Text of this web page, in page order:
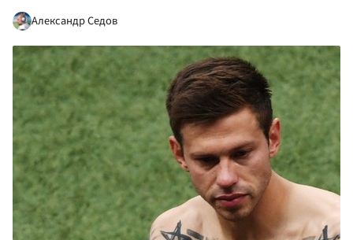
Александр Седов